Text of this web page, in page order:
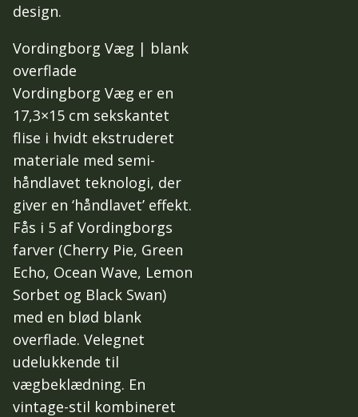
design.
Vordingborg Væg | blank
overflade
Vordingborg Væg er en
17,3×15 cm sekskantet
flise i hvidt ekstruderet
materiale med semi-
håndlavet teknologi, der
giver en ‘håndlavet’ effekt.
Fås i 5 af Vordingborgs
farver (Cherry Pie, Green
Echo, Ocean Wave, Lemon
Sorbet og Black Swan)
med en blød blank
overflade. Velegnet
udelukkende til
vægbeklædning. En
vintage-stil kombineret